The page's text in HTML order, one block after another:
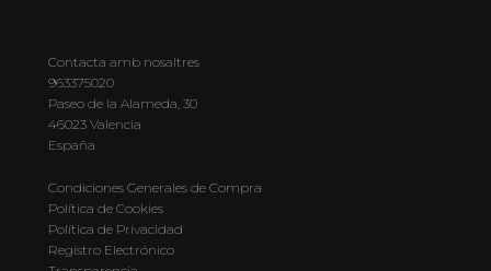
Contacta amb nosaltres
963375020
Paseo de la Alameda, 30
46023 Valencia
España
Condiciones Generales de Compra
Política de Cookies
Política de Privacidad
Registro Electrónico